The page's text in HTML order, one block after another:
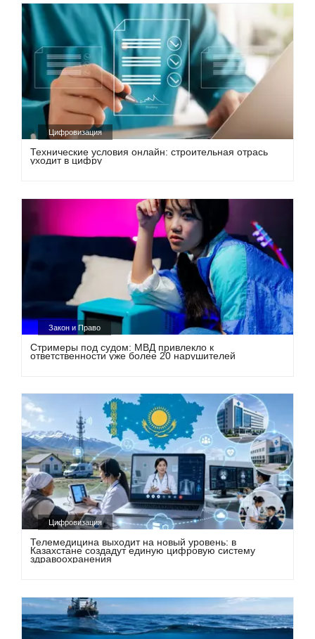
Цифровизация
Технические условия онлайн: строительная отрась
уходит в цифру
Закон и Право
Стримеры под судом: МВД привлекло к
ответственности уже более 20 нарушителей
Цифровизация
Телемедицина выходит на новый уровень: в
Казахстане создадут единую цифровую систему
здравоохранения